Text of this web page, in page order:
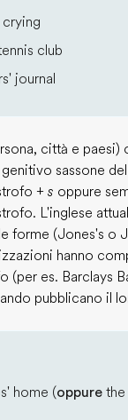
club
journal
città e paesi)
sassone
+ s oppure
L'inglese
forme (Jones's o
hanno
(per es. Barclays
pubblicano il
home (oppure the